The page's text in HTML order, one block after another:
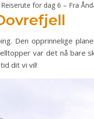
Reiserute for dag 6 – Fra
Den opprinnelige
var det nå bare
dit vi vil!